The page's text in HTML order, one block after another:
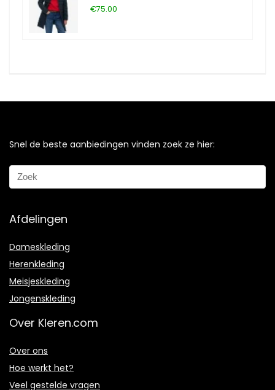
€75.00
Snel de beste aanbiedingen vinden zoek ze hier:
Afdelingen
Dameskleding
Herenkleding
Meisjeskleding
Jongenskleding
Over Kleren.com
Over ons
Hoe werkt het?
Veel gestelde vragen